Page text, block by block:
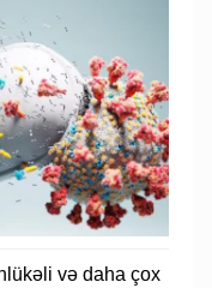
və daha çox